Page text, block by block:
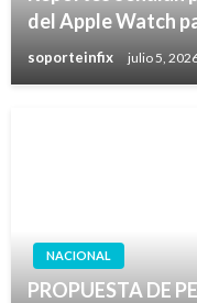
del Apple Watch
soporteinfix julio 5,
NACIONAL
PROPUESTA DE